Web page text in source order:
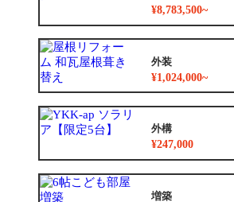
¥8,783,500~
外装
¥1,024,000~
外構
¥247,000
増築